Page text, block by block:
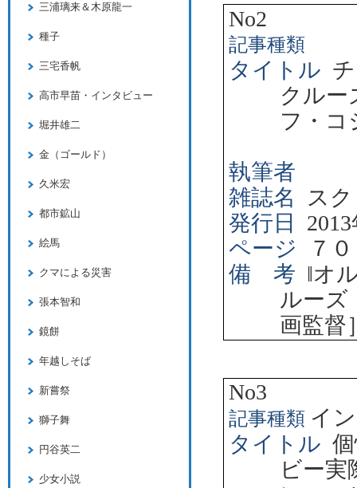
No2
記事種類
タイトル
クルー
フ・コ
執筆者
雑誌名
ス
発行日
2013
ページ
７０
備 考 ‖オ
ルーズ
画監督
No3
記事種類 イ
タイトル
ビー
三浦璃来＆木原龍一
種子
三宅香帆
高市早苗・インタビュー
堀井雄二
金（ゴールド）
久米宏
都市鉱山
絵馬
クマによる災害
張本智和
鏡餅
年越しそば
新嘗祭
獅子舞
円谷英二
少女小説